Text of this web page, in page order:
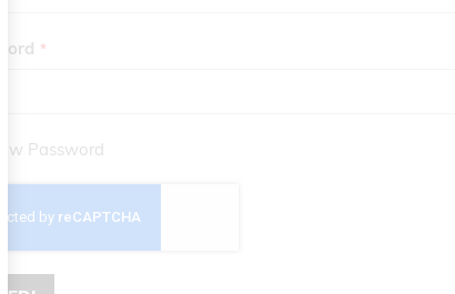
Password